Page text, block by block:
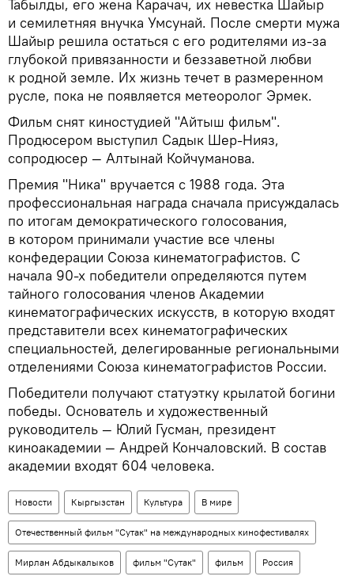
Табылды, его жена Карачач, их невестка Шайыр
и семилетняя внучка Умсунай. После смерти мужа
Шайыр решила остаться с его родителями из-за
глубокой привязанности и беззаветной любви
к родной земле. Их жизнь течет в размеренном
русле, пока не появляется метеоролог Эрмек.
Фильм снят киностудией "Айтыш фильм".
Продюсером выступил Садык Шер-Нияз,
сопродюсер — Алтынай Койчуманова.
Премия "Ника" вручается с 1988 года. Эта
профессиональная награда сначала присуждалась
по итогам демократического голосования,
в котором принимали участие все члены
конфедерации Союза кинематографистов. С
начала 90-х победители определяются путем
тайного голосования членов Академии
кинематографических искусств, в которую входят
представители всех кинематографических
специальностей, делегированные региональными
отделениями Союза кинематографистов России.
Победители получают статуэтку крылатой богини
победы. Основатель и художественный
руководитель — Юлий Гусман, президент
киноакадемии — Андрей Кончаловский. В состав
академии входят 604 человека.
Новости Кыргызстан Культура В мире
Отечественный фильм "Сутак" на международных кинофестивалях
Мирлан Абдыкалыков фильм "Сутак" фильм Россия